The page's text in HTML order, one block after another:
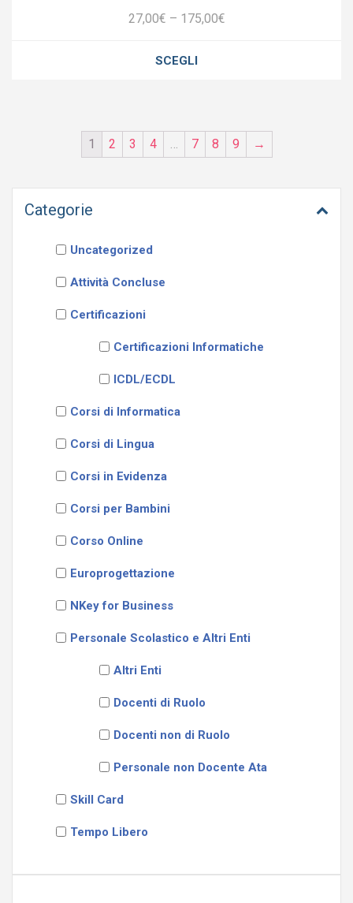
27,00€ – 175,00€
SCEGLI
1 2 3 4 7 8 9 →
Categorie
Uncategorized
Attività Concluse
Certificazioni
Certificazioni Informatiche
ICDL/ECDL
Corsi di Informatica
Corsi di Lingua
Corsi in Evidenza
Corsi per Bambini
Corso Online
Europrogettazione
NKey for Business
Personale Scolastico e Altri Enti
Altri Enti
Docenti di Ruolo
Docenti non di Ruolo
Personale non Docente Ata
Skill Card
Tempo Libero